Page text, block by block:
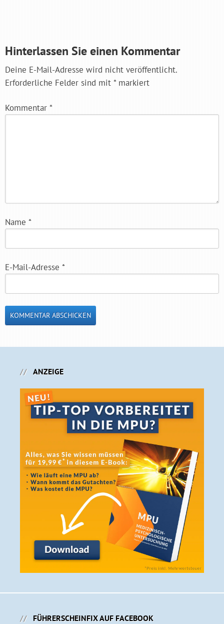
Hinterlassen Sie einen Kommentar
Deine E-Mail-Adresse wird nicht veröffentlicht.
Erforderliche Felder sind mit *markiert
Kommentar *
Name *
E-Mail-Adresse *
ANZEIGE
FÜHRERSCHEINFIX AUF FACEBOOK